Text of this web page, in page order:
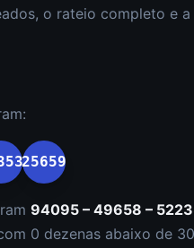
o rateio completo e
25659
94095 – 49658 –
0 dezenas abaixo de